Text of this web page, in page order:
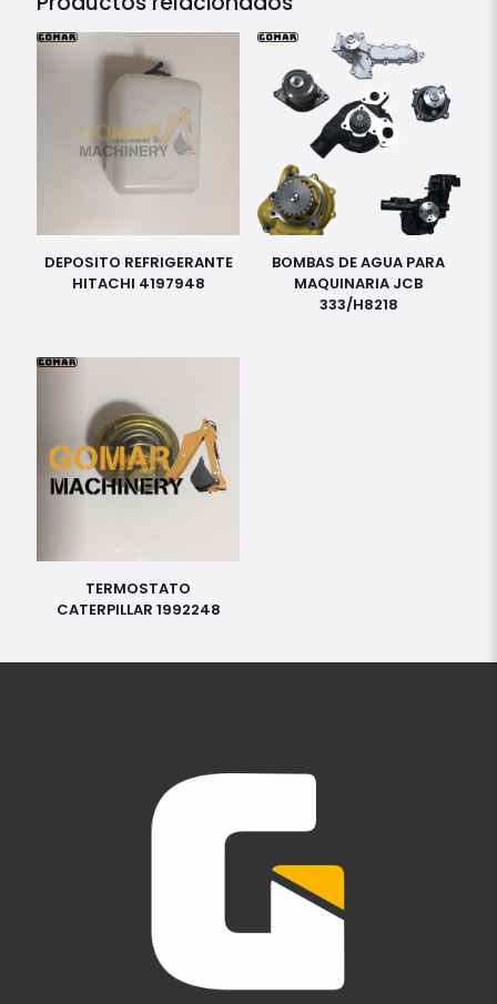
DEPOSITO REFRIGERANTE
HITACHI 4197948
BOMBAS DE AGUA PARA
MAQUINARIA JCB
333/H8218
TERMOSTATO
CATERPILLAR 1992248